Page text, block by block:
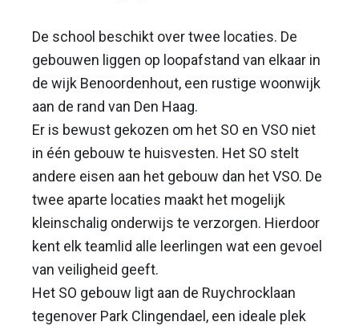
De school beschikt over twee locaties. De
gebouwen liggen op loopafstand van elkaar in
de wijk Benoordenhout, een rustige woonwijk
aan de rand van Den Haag.
Er is bewust gekozen om het SO en VSO niet
in één gebouw te huisvesten. Het SO stelt
andere eisen aan het gebouw dan het VSO. De
twee aparte locaties maakt het mogelijk
kleinschalig onderwijs te verzorgen. Hierdoor
kent elk teamlid alle leerlingen wat een gevoel
van veiligheid geeft.
Het SO gebouw ligt aan de Ruychrocklaan
tegenover Park Clingendael, een ideale plek